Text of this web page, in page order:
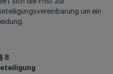
um ein
§ 8